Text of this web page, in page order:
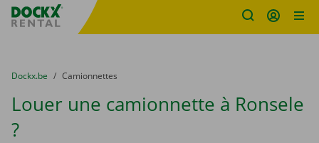
sitename
You are here:
du
Dockx.be to
Camionnettes
Louer une camionnette à Ronsele
?